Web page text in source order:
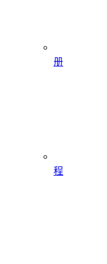
册
程